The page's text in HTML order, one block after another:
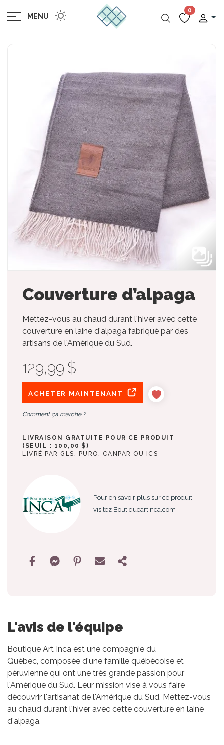
MENU
0
Couverture d’alpaga
Mettez-vous au chaud durant l'hiver avec cette
couverture en laine d'alpaga fabriqué par des
artisans de l'Amérique du Sud.
129,99 $
ACHETER MAINTENANT
Comment ça marche ?
LIVRAISON GRATUITE POUR CE PRODUIT
(SEUIL : 100,00 $)
LIVRÉ PAR GLS, PURO, CANPAR OU ICS
Pour en savoir plus sur ce produit,
visitez Boutiqueartinca.com
L'avis de l'équipe
Boutique Art Inca est une compagnie du
Québec, composée d'une famille québécoise et
péruvienne qui ont une très grande passion pour
l'Amérique du Sud. Leur mission vise à vous faire
découvrir l'artisanat de l'Amérique du Sud. Mettez-vous
au chaud durant l'hiver avec cette couverture en laine
d'alpaga.